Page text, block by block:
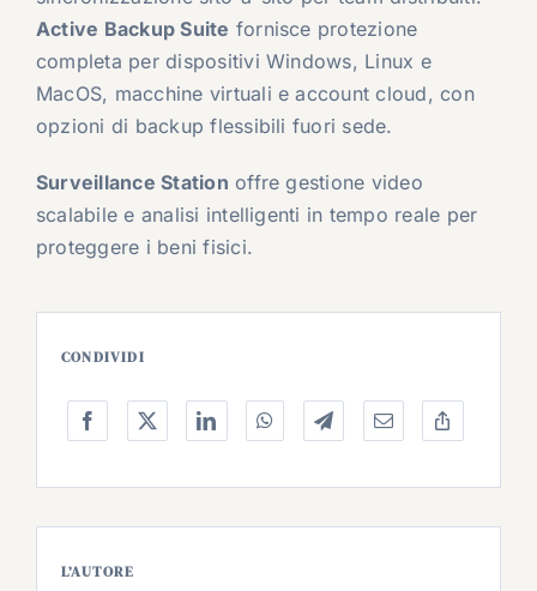
Active Backup Suite fornisce protezione
completa per dispositivi Windows, Linux e
MacOS, macchine virtuali e account cloud, con
opzioni di backup flessibili fuori sede.
Surveillance Station offre gestione video
scalabile e analisi intelligenti in tempo reale per
proteggere i beni fisici.
CONDIVIDI
L’AUTORE